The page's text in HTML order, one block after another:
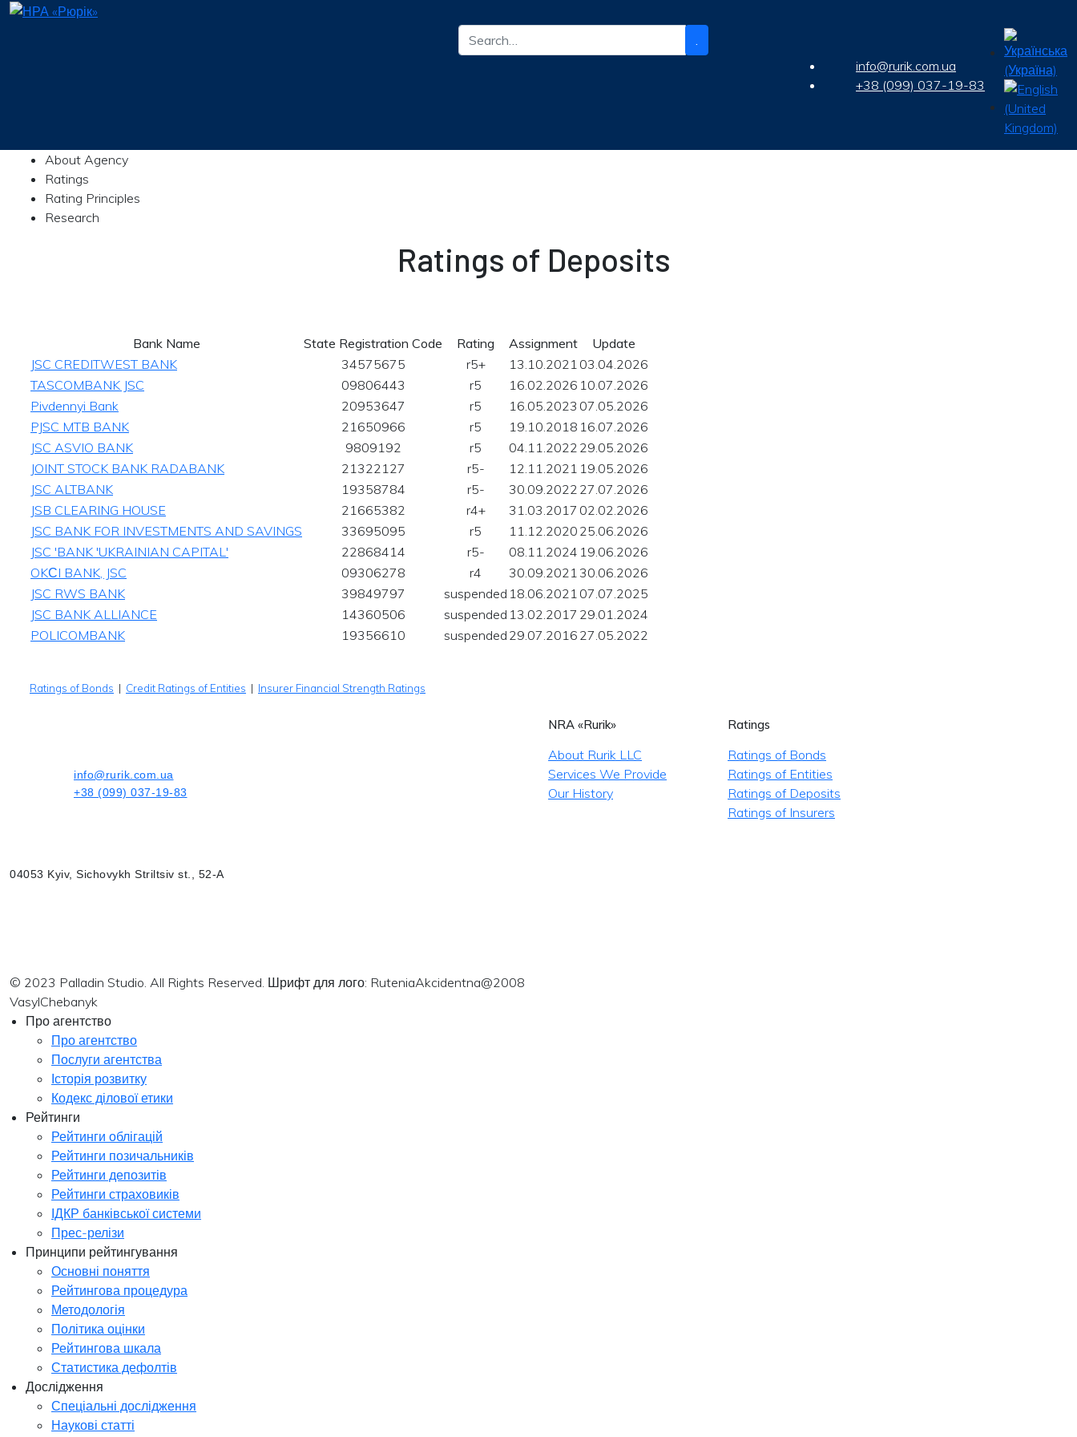
.
info@rurik.com.ua
+38 (099) 037-19-83
About Agency
Ratings
Rating Principles
Research
Ratings of Deposits
Bank Name State Registration Code Rating Assignment
Update
JSC CREDITWEST BANK
34575675 r5+ 13.10.2021 03.04.2026
TASCOMBANK JSC
09806443 r5 16.02.2026 10.07.2026
Pivdennyi Bank
20953647 r5 16.05.2023 07.05.2026
PJSC MTB BANK
21650966 r5 19.10.2018 16.07.2026
JSC ASVIO BANK
9809192 r5 04.11.2022 29.05.2026
JOINT STOCK BANK RADABANK
21322127 r5- 12.11.2021 19.05.2026
JSC ALTBANK
19358784 r5- 30.09.2022 27.07.2026
JSB CLEARING HOUSE
21665382 r4+ 31.03.2017 02.02.2026
JSC BANK FOR INVESTMENTS AND SAVINGS
33695095 r5 11.12.2020 25.06.2026
JSC 'BANK 'UKRAINIAN CAPITAL'
22868414 r5- 08.11.2024 19.06.2026
OKСI BANK, JSC
09306278 r4 30.09.2021 30.06.2026
JSC RWS BANK
39849797 suspended 18.06.2021 07.07.2025
JSC BANK ALLIANCE
14360506 suspended 13.02.2017 29.01.2024
POLICOMBANK
19356610 suspended 29.07.2016 27.05.2022
Ratings of Bonds | Credit Ratings of Entities | Insurer Financial Strength Ratings
info@rurik.com.ua
+38 (099) 037-19-83
04053 Kyiv, Sichovykh Striltsiv st., 52-A
NRA «Rurik»
About Rurik LLC
Services We Provide
Our History
Ratings
Ratings of Bonds
Ratings of Entities
Ratings of Deposits
Ratings of Insurers
© 2023 Palladin Studio. All Rights Reserved. Шрифт для лого: RuteniaAkcidentna@2008
VasylChebanyk
Про агентство
Про агентство
Послуги агентства
Історія розвитку
Кодекс ділової етики
Рейтинги
Рейтинги облігацій
Рейтинги позичальників
Рейтинги депозитів
Рейтинги страховиків
ІДКР банківської системи
Прес-релізи
Принципи рейтингування
Основні поняття
Рейтингова процедура
Методологія
Політика оцінки
Рейтингова шкала
Статистика дефолтів
Дослідження
Спеціальні дослідження
Наукові статті